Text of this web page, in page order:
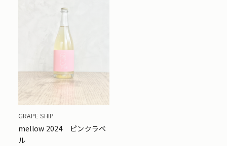
GRAPE SHIP
mellow 2024 ピンクラベ
ル